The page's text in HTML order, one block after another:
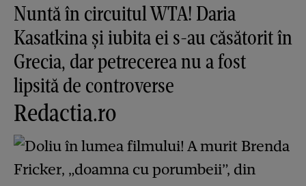
Nuntă în circuitul WTA! Daria
Kasatkina și iubita ei s-au căsătorit în
Grecia, dar petrecerea nu a fost
lipsită de controverse
Redactia.ro